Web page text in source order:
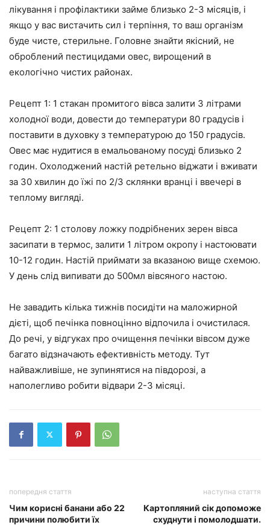
лікування і профілактики займе близько 2-3 місяців, і
якщо у вас вистачить сил і терпіння, то ваш організм
буде чисте, стерильне. Головне знайти якісний, не
оброблений пестицидами овес, вирощений в
екологічно чистих районах.
Рецепт 1: 1 стакан промитого вівса залити 3 літрами
холодної води, довести до температури 80 градусів і
поставити в духовку з температурою до 150 градусів.
Овес має нудитися в емальованому посуді близько 2
годин. Охолоджений настій ретельно віджати і вживати
за 30 хвилин до їжі по 2/3 склянки вранці і ввечері в
теплому вигляді.
Рецепт 2: 1 столову ложку подрібнених зерен вівса
засипати в термос, залити 1 літром окропу і настоювати
10-12 годин. Настій приймати за вказаною вище схемою.
У день слід випивати до 500мл вівсяного настою.
Не завадить кілька тижнів посидіти на маложирной
дієті, щоб печінка повноцінно відпочила і очистилася.
До речі, у відгуках про очищення печінки вівсом дуже
багато відзначають ефективність методу. Тут
найважливіше, не зупинятися на півдорозі, а
наполегливо робити відвари 2-3 місяці.
попередня стаття
Чим корисні банани або 22
причини полюбити їх
наступна стаття
Картопляний сік допоможе
схуднути і помолодшати.